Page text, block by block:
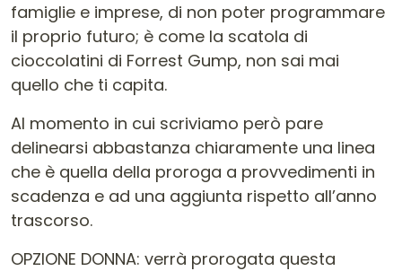
famiglie e imprese, di non poter programmare
il proprio futuro; è come la scatola di
cioccolatini di Forrest Gump, non sai mai
quello che ti capita.
Al momento in cui scriviamo però pare
delinearsi abbastanza chiaramente una linea
che è quella della proroga a provvedimenti in
scadenza e ad una aggiunta rispetto all’anno
trascorso.
OPZIONE DONNA: verrà prorogata questa